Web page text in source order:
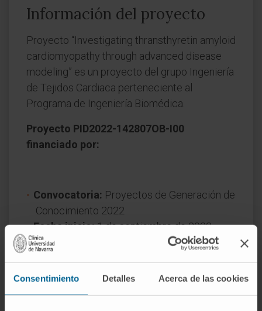
Consentimiento Detalles Acerca de las cookies
Información del proyecto
Proyecto “Investigating thransthyretin amyloid
cardiomyopathy through advanced disease
modeling” es un proyecto del grupo Ingeniería
de Tejidos Cardiaca perteneciente al
Programa de Ingeniería Biomédica.
Proyecto PID2022-142807OB-I00
financiado por:
Convocatoria: Proyectos de Generación de
Conocimiento 2022
Fecha inicio:1 de septiembre de 2023
Fecha fin:
31 de agosto de 2026